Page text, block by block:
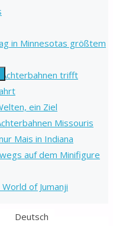
in Minnesotas größtem
trifft
ein Ziel
Missouris
Mais in Indiana
auf dem Minifigure
of Jumanji
Deutsch